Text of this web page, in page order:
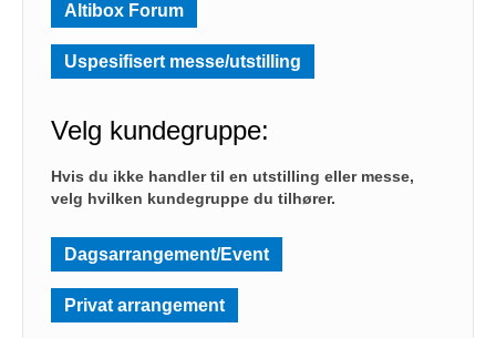
Altibox Forum
Uspesifisert messe/utstilling
Velg kundegruppe:
Hvis du ikke handler til en utstilling eller messe,
velg hvilken kundegruppe du tilhører.
Dagsarrangement/Event
Privat arrangement